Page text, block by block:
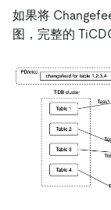
如果将
图，完整的